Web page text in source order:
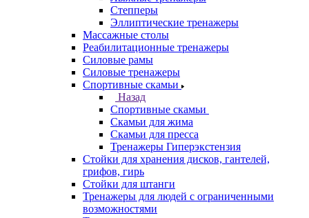
Степперы
Эллиптические тренажеры
Массажные столы
Реабилитационные тренажеры
Силовые рамы
Силовые тренажеры
Спортивные скамьи
Назад
Спортивные скамьи
Скамьи для жима
Скамьи для пресса
Тренажеры Гиперэкстензия
Стойки для хранения дисков, гантелей,
грифов, гирь
Стойки для штанги
Тренажеры для людей с ограниченными
возможностями